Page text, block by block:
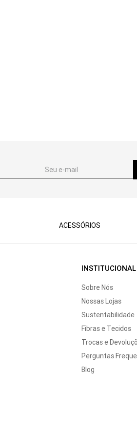
ACESSÓRIOS
INSTITUCIONAL
Sobre Nós
Nossas Lojas
Sustentabilidade
Fibras e Tecidos
Trocas e
Perguntas
Blog